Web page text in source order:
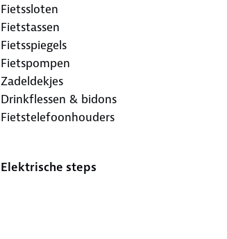
Fietssloten
Fietstassen
Fietsspiegels
Fietspompen
Zadeldekjes
Drinkflessen & bidons
Fietstelefoonhouders
Elektrische steps